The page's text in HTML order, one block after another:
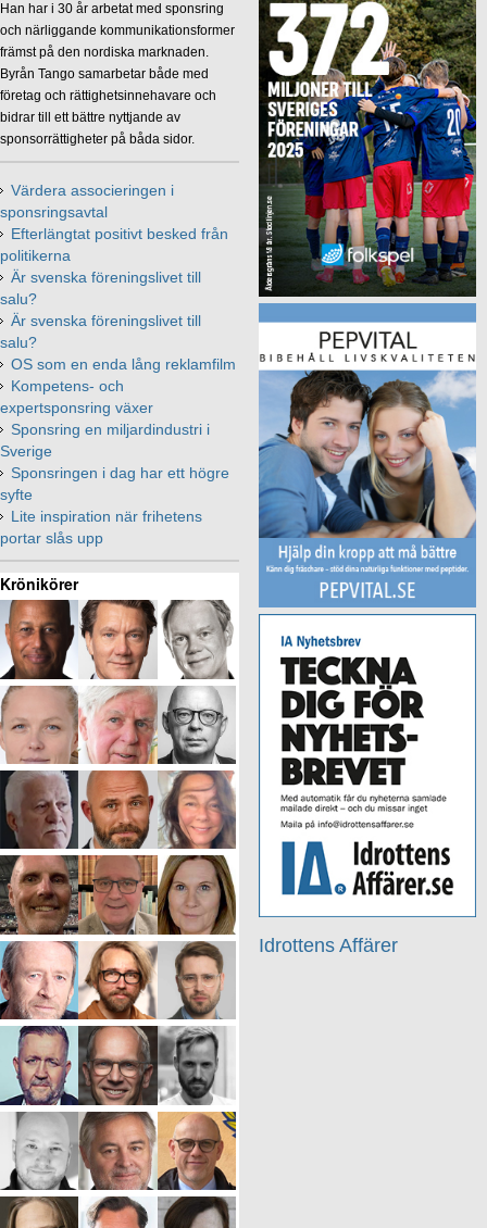
Idrottens Affärer
Han har i 30 år arbetat med sponsring
och närliggande kommunikationsformer
främst på den nordiska marknaden.
Byrån Tango samarbetar både med
företag och rättighetsinnehavare och
bidrar till ett bättre nyttjande av
sponsorrättigheter på båda sidor.
Värdera associeringen i
sponsringsavtal
Efterlängtat positivt besked från
politikerna
Är svenska föreningslivet till
salu?
Är svenska föreningslivet till
salu?
OS som en enda lång reklamfilm
Kompetens- och
expertsponsring växer
Sponsring en miljardindustri i
Sverige
Sponsringen i dag har ett högre
syfte
Lite inspiration när frihetens
portar slås upp
Krönikörer